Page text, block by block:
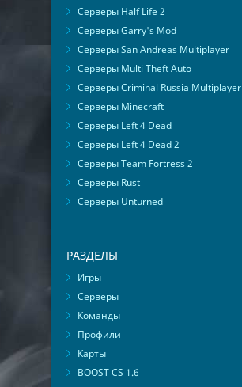
Серверы Half Life 2
Серверы Garry's Mod
Серверы San Andreas Multiplayer
Серверы Multi Theft Auto
Серверы Criminal Russia Multiplayer
Серверы Minecraft
Серверы Left 4 Dead
Серверы Left 4 Dead 2
Серверы Team Fortress 2
Серверы Rust
Серверы Unturned
РАЗДЕЛЫ
Игры
Серверы
Команды
Профили
Карты
BOOST CS 1.6